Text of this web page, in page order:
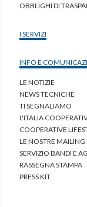
OBBLIGHI DI
I SERVIZI
INFO E
LE NOTIZIE
NEWS TECNICHE
TI SEGNALIAMO
L'ITALIA
COOPERATIVE
LE NOSTRE MAILING
SERVIZIO BANDI E
RASSEGNA STAMPA
PRESS KIT